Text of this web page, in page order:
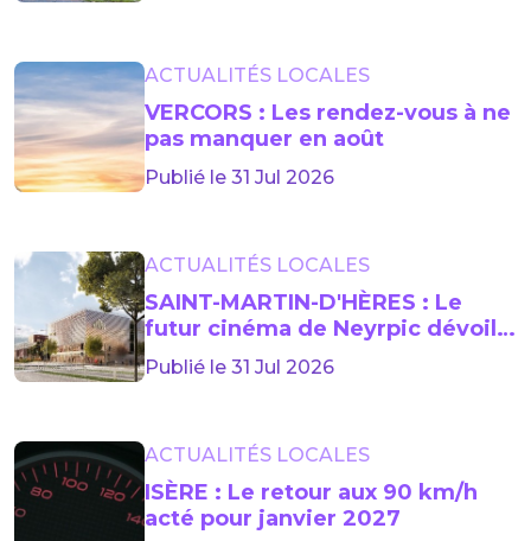
ACTUALITÉS LOCALES
VERCORS : Les rendez-vous à ne
pas manquer en août
Publié le 31 Jul 2026
ACTUALITÉS LOCALES
SAINT-MARTIN-D'HÈRES : Le
futur cinéma de Neyrpic dévoile
sa façade
Publié le 31 Jul 2026
ACTUALITÉS LOCALES
ISÈRE : Le retour aux 90 km/h
acté pour janvier 2027